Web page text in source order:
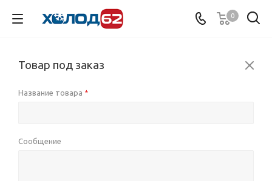
0
Товар под заказ
Название товара *
Сообщение